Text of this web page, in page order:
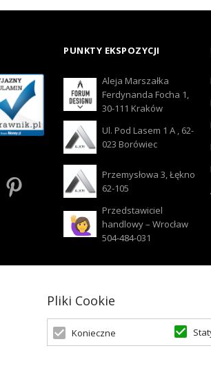
PUNKTY EKSPOZYCJI
Aleja Marszałka
Ferdynanda Focha 1,
30-111 Kraków
Ul. Pod Lasem 1 A , 62-
023 Borówiec
Przemysłowa 3, Łękno
62-105
Przedstawiciel
handlowy – Wrocław
504-484-031
Pliki Cookie
Konieczne